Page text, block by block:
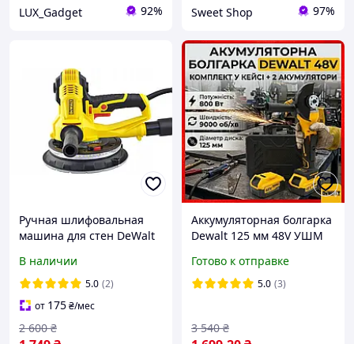
LUX_Gadget 92% Sweet Shop 97%
Ручная шлифовальная
машина для стен DeWalt
2500 Вт шлифмашина
Девольт с LED подсветкой
и пылесборником
В наличии
5.0 (2)
от 175₴/мес
2 600 ₴
Аккумуляторная болгарка
Dewalt 125 мм 48V УШМ
аккумулятора 4Ah, кейс
Готово к отправке
5.0 (3)
3 540 ₴